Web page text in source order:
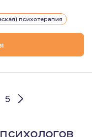
(психотерапия,
Transference-
for
Analytic Training
психотерапия
5